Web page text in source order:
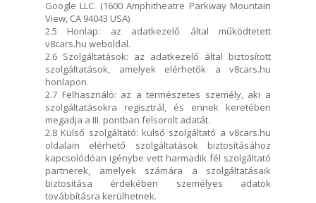
Google LLC. (1600 Amphitheatre Parkway Mountain
View, CA 94043 USA)
2.5 Honlap: az adatkezelő által működtetett
v8cars.hu weboldal.
2.6 Szolgáltatások: az adatkezelő által biztosított
szolgáltatások, amelyek elérhetők a v8cars.hu
honlapon.
2.7 Felhasználó: az a természetes személy, aki a
szolgáltatásokra regisztrál, és ennek keretében
megadja a III. pontban felsorolt adatát.
2.8 Külső szolgáltató: külső szolgáltató a v8cars.hu
oldalain elérhető szolgáltatások biztosításához
kapcsolódóan igénybe vett harmadik fél szolgáltató
partnerek, amelyek számára a szolgáltatásaik
biztosítása érdekében személyes adatok
továbbításra kerülhetnek.